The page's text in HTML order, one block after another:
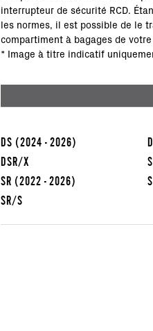
interrupteur de sécurité RCD.
les normes, il est possible de le
compartiment à bagages de
* Image à titre indicatif
DS (2024 - 2026)
DSR/X
S
SR (2022 - 2026)
SR/S